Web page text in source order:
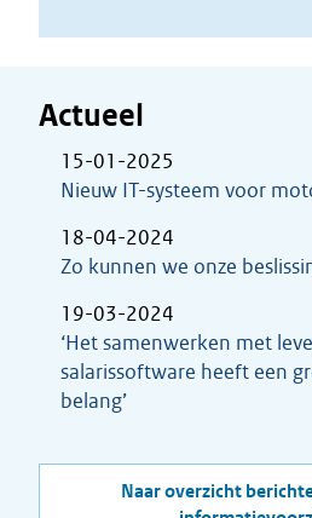
Actueel
15-01-2025
Nieuw IT-systeem voor
18-04-2024
Zo kunnen we onze
19-03-2024
‘Het samenwerken met
salarissoftware heeft een
belang’
Naar overzicht